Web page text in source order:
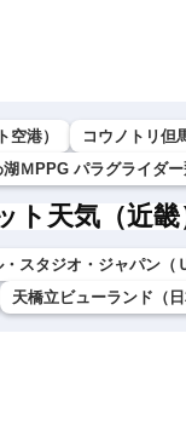
港） コウノトリ但
ＭPPG パラグライダー
天気（近畿
スタジオ・ジャパン（
天橋立ビューランド（日